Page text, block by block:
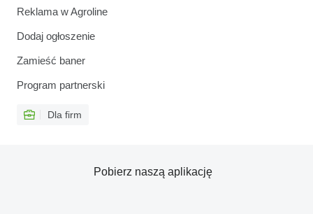
Reklama w Agroline
Dodaj ogłoszenie
Zamieść baner
Program partnerski
Dla firm
Pobierz naszą aplikację